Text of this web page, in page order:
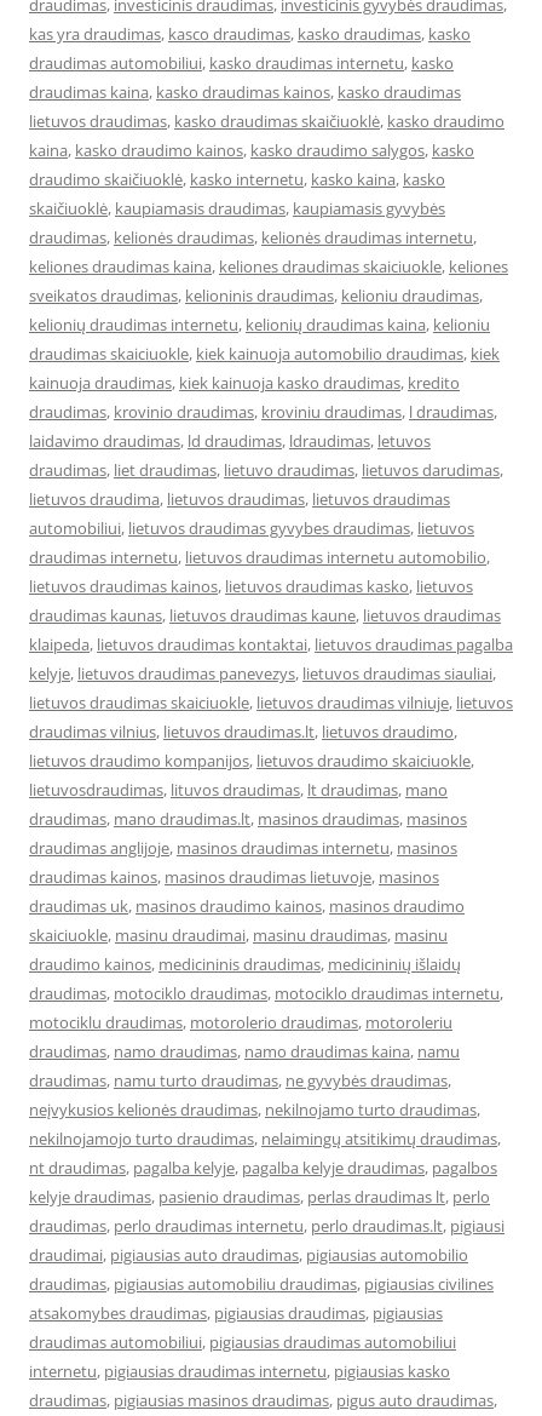
draudimas, investicinis draudimas, investicinis gyvybės draudimas,
kas yra draudimas, kasco draudimas, kasko draudimas, kasko
draudimas automobiliui, kasko draudimas internetu, kasko
draudimas kaina, kasko draudimas kainos, kasko draudimas
lietuvos draudimas, kasko draudimas skaičiuoklė, kasko draudimo
kaina, kasko draudimo kainos, kasko draudimo salygos, kasko
draudimo skaičiuoklė, kasko internetu, kasko kaina, kasko
skaičiuoklė, kaupiamasis draudimas, kaupiamasis gyvybės
draudimas, kelionės draudimas, kelionės draudimas internetu,
keliones draudimas kaina, keliones draudimas skaiciuokle, keliones
sveikatos draudimas, kelioninis draudimas, kelioniu draudimas,
kelionių draudimas internetu, kelionių draudimas kaina, kelioniu
draudimas skaiciuokle, kiek kainuoja automobilio draudimas, kiek
kainuoja draudimas, kiek kainuoja kasko draudimas, kredito
draudimas, krovinio draudimas, kroviniu draudimas, l draudimas,
laidavimo draudimas, ld draudimas, ldraudimas, letuvos
draudimas, liet draudimas, lietuvo draudimas, lietuvos darudimas,
lietuvos draudima, lietuvos draudimas, lietuvos draudimas
automobiliui, lietuvos draudimas gyvybes draudimas, lietuvos
draudimas internetu, lietuvos draudimas internetu automobilio,
lietuvos draudimas kainos, lietuvos draudimas kasko, lietuvos
draudimas kaunas, lietuvos draudimas kaune, lietuvos draudimas
klaipeda, lietuvos draudimas kontaktai, lietuvos draudimas pagalba
kelyje, lietuvos draudimas panevezys, lietuvos draudimas siauliai,
lietuvos draudimas skaiciuokle, lietuvos draudimas vilniuje, lietuvos
draudimas vilnius, lietuvos draudimas.lt, lietuvos draudimo,
lietuvos draudimo kompanijos, lietuvos draudimo skaiciuokle,
lietuvosdraudimas, lituvos draudimas, lt draudimas, mano
draudimas, mano draudimas.lt, masinos draudimas, masinos
draudimas anglijoje, masinos draudimas internetu, masinos
draudimas kainos, masinos draudimas lietuvoje, masinos
draudimas uk, masinos draudimo kainos, masinos draudimo
skaiciuokle, masinu draudimai, masinu draudimas, masinu
draudimo kainos, medicininis draudimas, medicininių išlaidų
draudimas, motociklo draudimas, motociklo draudimas internetu,
motociklu draudimas, motorolerio draudimas, motoroleriu
draudimas, namo draudimas, namo draudimas kaina, namu
draudimas, namu turto draudimas, ne gyvybės draudimas,
neįvykusios kelionės draudimas, nekilnojamo turto draudimas,
nekilnojamojo turto draudimas, nelaimingų atsitikimų draudimas,
nt draudimas, pagalba kelyje, pagalba kelyje draudimas, pagalbos
kelyje draudimas, pasienio draudimas, perlas draudimas lt, perlo
draudimas, perlo draudimas internetu, perlo draudimas.lt, pigiausi
draudimai, pigiausias auto draudimas, pigiausias automobilio
draudimas, pigiausias automobiliu draudimas, pigiausias civilines
atsakomybes draudimas, pigiausias draudimas, pigiausias
draudimas automobiliui, pigiausias draudimas automobiliui
internetu, pigiausias draudimas internetu, pigiausias kasko
draudimas, pigiausias masinos draudimas, pigus auto draudimas,